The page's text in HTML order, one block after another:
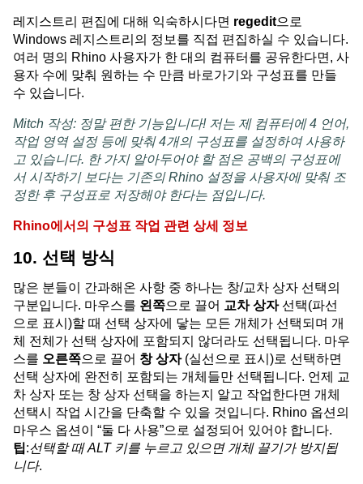
레지스트리 편집에 대해 익숙하시다면 regedit으로
Windows 레지스트리의 정보를 직접 편집하실 수 있습니다.
여러 명의 Rhino 사용자가 한 대의 컴퓨터를 공유한다면, 사
용자 수에 맞춰 원하는 수 만큼 바로가기와 구성표를 만들
수 있습니다.
Mitch 작성: 정말 편한 기능입니다! 저는 제 컴퓨터에 4 언어,
작업 영역 설정 등에 맞춰 4개의 구성표를 설정하여 사용하
고 있습니다. 한 가지 알아두어야 할 점은 공백의 구성표에
서 시작하기 보다는 기존의 Rhino 설정을 사용자에 맞춰 조
정한 후 구성표로 저장해야 한다는 점입니다.
Rhino에서의 구성표 작업 관련 상세 정보
10. 선택 방식
많은 분들이 간과해온 사항 중 하나는 창/교차 상자 선택의
구분입니다. 마우스를 왼쪽으로 끌어 교차 상자선택(파선
으로 표시)할 때 선택 상자에 닿는 모든 개체가 선택되며 개
체 전체가 선택 상자에 포함되지 않더라도 선택됩니다. 마우
스를 오른쪽으로 끌어 창 상자(실선으로 표시)로 선택하면
선택 상자에 완전히 포함되는 개체들만 선택됩니다. 언제 교
차 상자 또는 창 상자 선택을 하는지 알고 작업한다면 개체
선택시 작업 시간을 단축할 수 있을 것입니다. Rhino 옵션의
마우스 옵션이 “둘 다 사용”으로 설정되어 있어야 합니다.
팁:선택할 때 ALT 키를 누르고 있으면 개체 끌기가 방지됩
니다.